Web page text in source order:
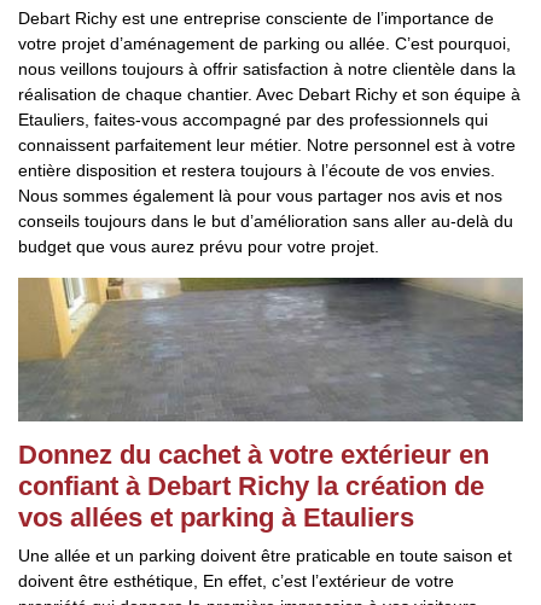
Debart Richy est une entreprise consciente de l’importance de
votre projet d’aménagement de parking ou allée. C’est pourquoi,
nous veillons toujours à offrir satisfaction à notre clientèle dans la
réalisation de chaque chantier. Avec Debart Richy et son équipe à
Etauliers, faites-vous accompagné par des professionnels qui
connaissent parfaitement leur métier. Notre personnel est à votre
entière disposition et restera toujours à l’écoute de vos envies.
Nous sommes également là pour vous partager nos avis et nos
conseils toujours dans le but d’amélioration sans aller au-delà du
budget que vous aurez prévu pour votre projet.
Donnez du cachet à votre extérieur en
confiant à Debart Richy la création de
vos allées et parking à Etauliers
Une allée et un parking doivent être praticable en toute saison et
doivent être esthétique, En effet, c’est l’extérieur de votre